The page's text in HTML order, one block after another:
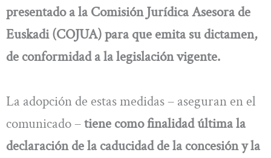
presentado a la Comisión Jurídica Asesora de
Euskadi (COJUA) para que emita su dictamen,
de conformidad a la legislación vigente.
La adopción de estas medidas – aseguran en el
comunicado –tiene como finalidad última la
declaración de la caducidad de la concesión y la